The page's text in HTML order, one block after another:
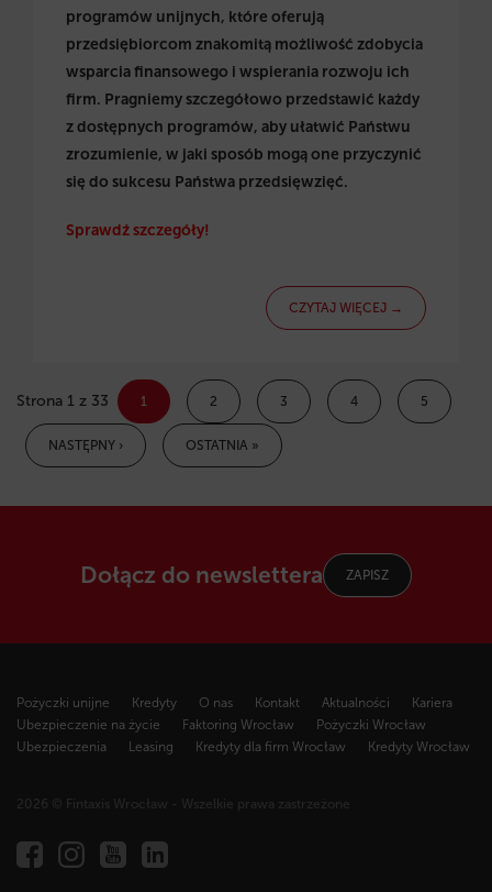
programów unijnych, które oferują
przedsiębiorcom znakomitą możliwość zdobycia
wsparcia finansowego i wspierania rozwoju ich
firm. Pragniemy szczegółowo przedstawić każdy
z dostępnych programów, aby ułatwić Państwu
zrozumienie, w jaki sposób mogą one przyczynić
się do sukcesu Państwa przedsięwzięć.
Sprawdź szczegóły!
CZYTAJ WIĘCEJ →
Strona 1 z 33 1 2 3 4 5
NASTĘPNY › OSTATNIA »
Dołącz do newslettera ZAPISZ
Pożyczki unijne Kredyty O nas Kontakt Aktualności
Kariera
Ubezpieczenie na życie
Faktoring Wrocław
Pożyczki Wrocław
Ubezpieczenia
Leasing Kredyty dla firm Wrocław Kredyty Wrocław
2026 © Fintaxis Wrocław - Wszelkie prawa zastrzeżone